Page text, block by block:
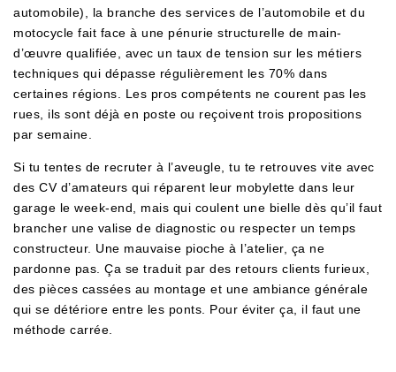
automobile), la branche des services de l’automobile et du
motocycle fait face à une pénurie structurelle de main-
d’œuvre qualifiée, avec un taux de tension sur les métiers
techniques qui dépasse régulièrement les 70% dans
certaines régions. Les pros compétents ne courent pas les
rues, ils sont déjà en poste ou reçoivent trois propositions
par semaine.
Si tu tentes de recruter à l’aveugle, tu te retrouves vite avec
des CV d’amateurs qui réparent leur mobylette dans leur
garage le week-end, mais qui coulent une bielle dès qu’il faut
brancher une valise de diagnostic ou respecter un temps
constructeur. Une mauvaise pioche à l’atelier, ça ne
pardonne pas. Ça se traduit par des retours clients furieux,
des pièces cassées au montage et une ambiance générale
qui se détériore entre les ponts. Pour éviter ça, il faut une
méthode carrée.